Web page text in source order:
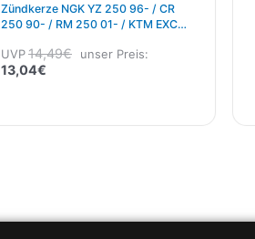
Zündkerze NGK YZ 250 96- / CR
250 90- / RM 250 01- / KTM EXC
UVP14,49€ unser Preis:
13,04€